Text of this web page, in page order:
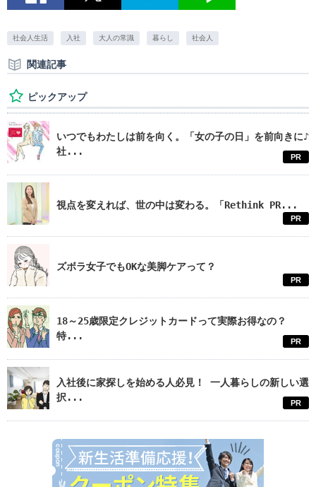
社会人生活 入社 大人の常識 暮らし 社会人
関連記事
ピックアップ
いつでもわたしは前を向く。「女の子の日」を前向きに♪
社...
PR
視点を変えれば、世の中は変わる。「Rethink PR...
PR
ズボラ女子でもOKな美脚ケアって？
PR
18～25歳限定クレジットカードって実際お得なの？
特...
PR
入社後に家探しを始める人必見！ 一人暮らしの新しい選
択...
PR